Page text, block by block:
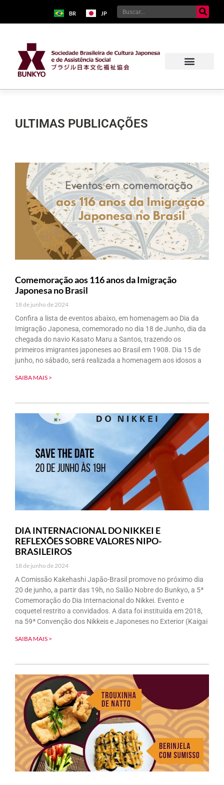
BR JP
ULTIMAS PUBLICAÇÕES
Comemoração aos 116 anos da Imigração
Japonesa no Brasil
18 de junho de 2024
Confira a lista de eventos abaixo, em homenagem ao Dia da
Imigração Japonesa, comemorado no dia 18 de Junho, dia da
chegada do navio Kasato Maru a Santos, trazendo os
primeiros imigrantes japoneses ao Brasil em 1908. Dia 15 de
junho, no sábado, será realizada a homenagem aos idosos a
SAIBA MAIS >
DIA INTERNACIONAL DO NIKKEI E
REFLEXÕES SOBRE VALORES NIPO-
BRASILEIROS
18 de junho de 2024
A Comissão Kakehashi Japão-Brasil promove no próximo dia
20 de junho, a partir das 19h, no Salão Nobre do Bunkyo, a 5ª
Comemoração do Dia Internacional do Nikkei. Evento e
coquetel restrito a convidados. A data foi instituída em 2018,
na 59ª Convenção dos Nikkeis e Japoneses no Exterior (Kaigai
SAIBA MAIS >